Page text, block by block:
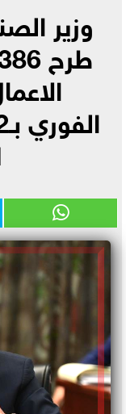
وزير